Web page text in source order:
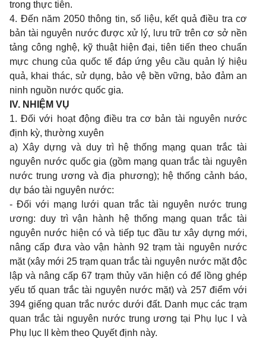
trong thực tiễn.
4. Đến năm 2050 thông tin, số liệu, kết quả điều tra cơ
bản tài nguyên nước được xử lý, lưu trữ trên cơ sở nền
tảng công nghệ, kỹ thuật hiện đại, tiên tiến theo chuẩn
mực chung của quốc tế đáp ứng yêu cầu quản lý hiệu
quả, khai thác, sử dụng, bảo vệ bền vững, bảo đảm an
ninh nguồn nước quốc gia.
IV. NHIỆM VỤ
1. Đối với hoạt động điều tra cơ bản tài nguyên nước
định kỳ, thường xuyên
a) Xây dựng và duy trì hệ thống mạng quan trắc tài
nguyên nước quốc gia (gồm mạng quan trắc tài nguyên
nước trung ương và địa phương); hệ thống cảnh báo,
dự báo tài nguyên nước:
- Đối với mạng lưới quan trắc tài nguyên nước trung
ương: duy trì vận hành hệ thống mạng quan trắc tài
nguyên nước hiện có và tiếp tục đầu tư xây dựng mới,
nâng cấp đưa vào vận hành 92 trạm tài nguyên nước
mặt (xây mới 25 trạm quan trắc tài nguyên nước mặt độc
lập và nâng cấp 67 trạm thủy văn hiện có để lồng ghép
yếu tố quan trắc tài nguyên nước mặt) và 257 điểm với
394 giếng quan trắc nước dưới đất. Danh mụccác trạm
quan trắc tài nguyên nước trung ương tại Phụ lục I và
Phụ lục II kèm theo Quyết định này.